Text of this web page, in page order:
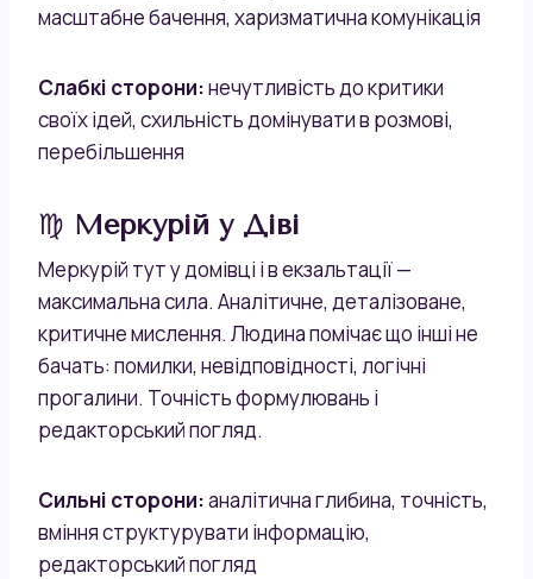
масштабне бачення, харизматична комунікація
Слабкі сторони:нечутливість до критики
своїх ідей, схильність домінувати в розмові,
перебільшення
♍ Меркурій у Діві
Меркурій тут у домівці і в екзальтації —
максимальна сила. Аналітичне, деталізоване,
критичне мислення. Людина помічає що інші не
бачать: помилки, невідповідності, логічні
прогалини. Точність формулювань і
редакторський погляд.
Сильні сторони:аналітична глибина, точність,
вміння структурувати інформацію,
редакторський погляд